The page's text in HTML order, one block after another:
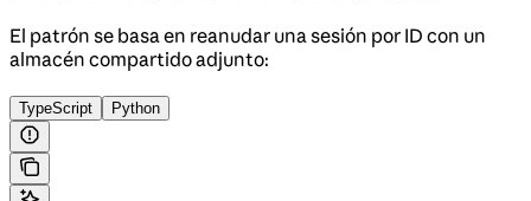
El patrón se basa en reanudar una sesión por ID con un
almacén compartido adjunto:
TypeScript Python